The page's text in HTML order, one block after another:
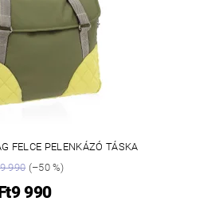
FELCE PELENKÁZÓ TÁSKA
990(–50 %)
990